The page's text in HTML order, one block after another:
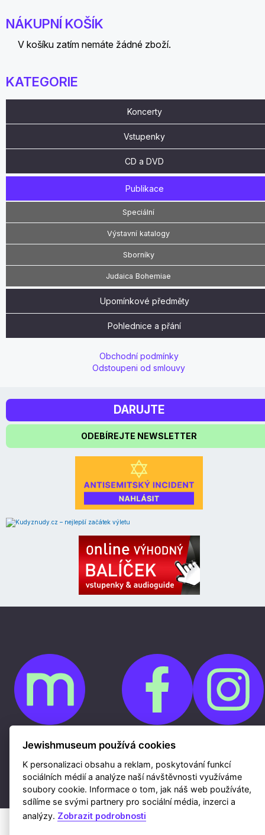
NÁKUPNÍ KOŠÍK
V košíku zatím nemáte žádné zboží.
KATEGORIE
Koncerty
Vstupenky
CD a DVD
Publikace
Speciální
Výstavní katalogy
Sborníky
Judaica Bohemiae
Upomínkové předměty
Pohlednice a přání
Obchodní podmínky
Odstoupeni od smlouvy
DARUJTE
ODEBÍREJTE NEWSLETTER
Cookies
Whistleblowing
Kontakty
Mapa webu
Webdesign a hosting Nux s.r.o. | RSS
Jewishmuseum používá cookies
K personalizaci obsahu a reklam, poskytování funkcí
sociálních médií a analýze naší návštěvnosti využíváme
soubory cookie. Informace o tom, jak náš web používáte,
sdílíme se svými partnery pro sociální média, inzerci a
analýzy. Zobrazit podrobnosti